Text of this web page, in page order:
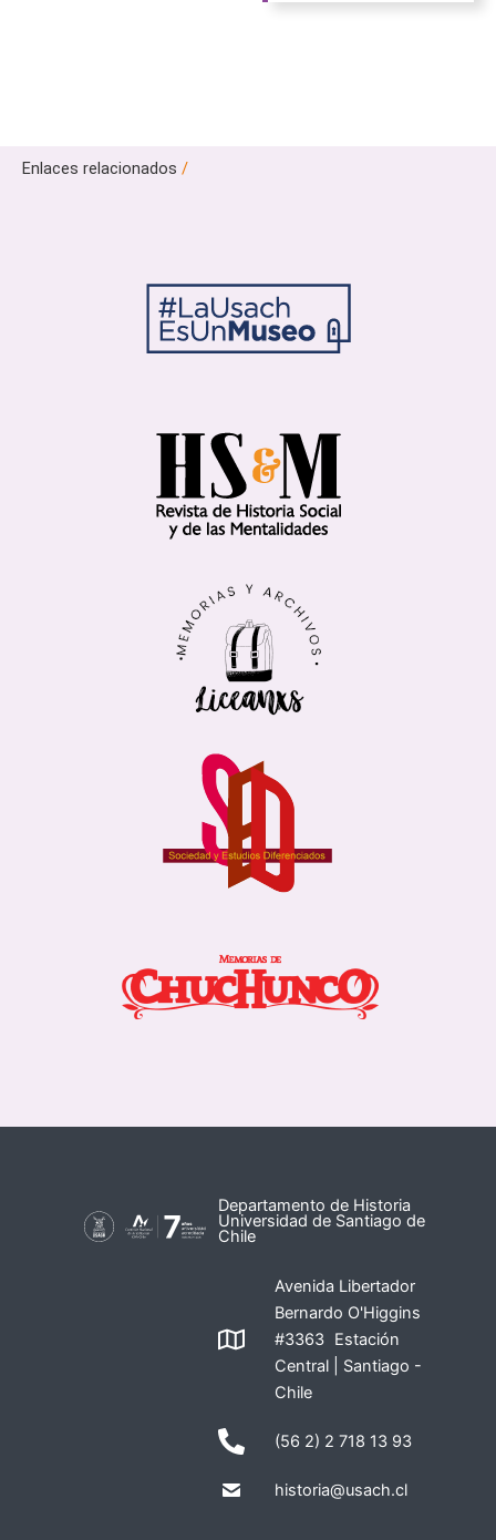
Enlaces relacionados /
Departamento de Historia
Universidad de Santiago de
Chile
Avenida Libertador
Bernardo O'Higgins
#3363 Estación
Central | Santiago -
Chile
(56 2) 2 718 13 93
historia@usach.cl